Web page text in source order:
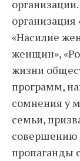
организация
«Насилие
женщин»,
жизни
программ,
сомнения у
семьи,
совершению
пропаганды